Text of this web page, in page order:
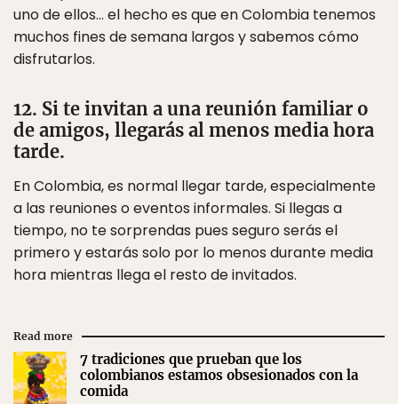
uno de ellos… el hecho es que en Colombia tenemos
muchos fines de semana largos y sabemos cómo
disfrutarlos.
12. Si te invitan a una reunión familiar o
de amigos, llegarás al menos media hora
tarde.
En Colombia, es normal llegar tarde, especialmente
a las reuniones o eventos informales. Si llegas a
tiempo, no te sorprendas pues seguro serás el
primero y estarás solo por lo menos durante media
hora mientras llega el resto de invitados.
Read more
7 tradiciones que prueban que los
colombianos estamos obsesionados con la
comida